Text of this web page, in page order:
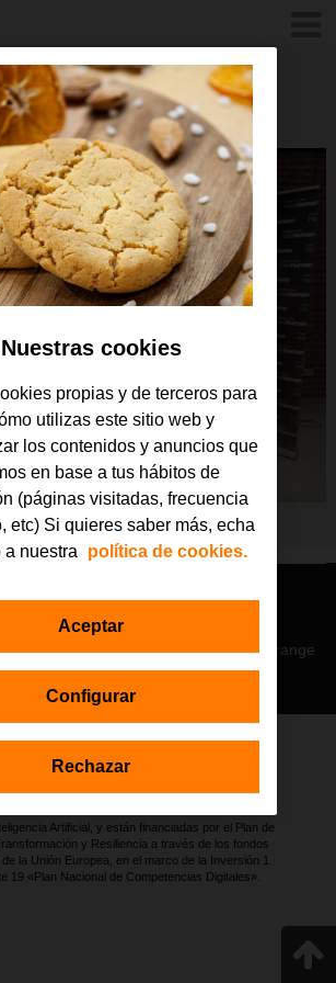
© Orange 2026
Lectura accesible: Confort+
Política de cookies Aviso legal Orange
Ministerio para la Transformación Digital y de
Artificial, y están financiadas por el Plan de
y Resiliencia a través de los fondos
la Unión Europea, en el marco de la Inversión 1
19 «Plan Nacional de Competencias Digitales».
Nuestras cookies
propias y de terceros para
utilizas este sitio web y
los contenidos y anuncios que
en base a tus hábitos de
(páginas visitadas, frecuencia
etc) Si quieres saber más, echa
a nuestra
política de cookies.
Configurar
Rechazar
Aceptar